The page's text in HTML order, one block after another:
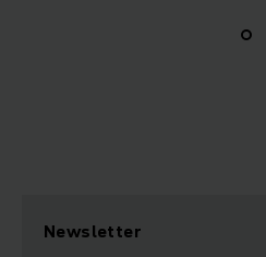
Newsletter